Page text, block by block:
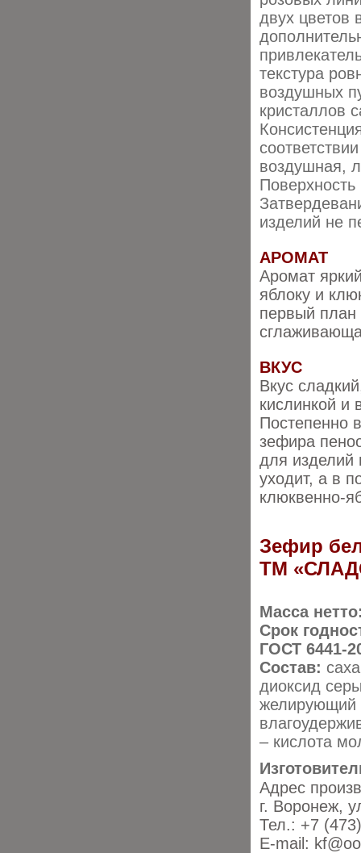
двух цветов
текстура
воздушных
кристаллов
воздушная,
изделий не
АРОМАТ
Аромат
яблоку и
первый план
ВКУС
Вкус
кислинкой и
Постепенно
зефира
для изделий
уходит, а в
клюквенно-
Зефир
ТМ
Масса
Срок
ГОСТ 6441-
Состав:
диоксид
желирующий
– кислота
Адрес
г. Воронеж,
Тел.: +7
E-mail: